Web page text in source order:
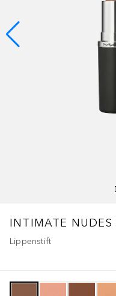
INTIMATE NUDES
Lippenstift